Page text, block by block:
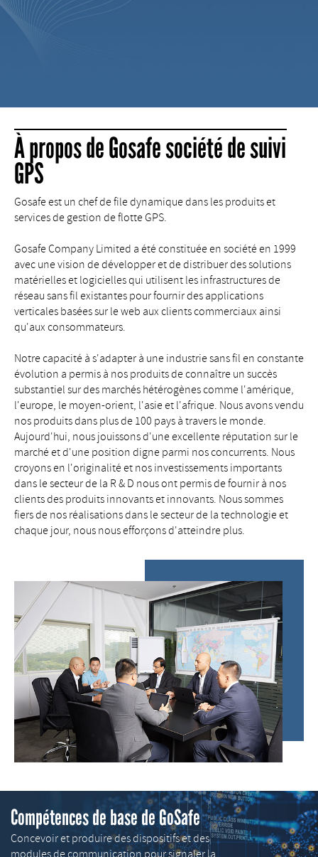
À propos de Gosafe société de suivi
GPS
Gosafe est un chef de file dynamique dans les produits et
services de gestion de flotte GPS.
Gosafe Company Limited a été constituée en société en 1999
avec une vision de développer et de distribuer des solutions
matérielles et logicielles qui utilisent les infrastructures de
réseau sans fil existantes pour fournir des applications
verticales basées sur le web aux clients commerciaux ainsi
qu'aux consommateurs.
Notre capacité à s'adapter à une industrie sans fil en constante
évolution a permis à nos produits de connaître un succès
substantiel sur des marchés hétérogènes comme l'amérique,
l'europe, le moyen-orient, l'asie et l'afrique. Nous avons vendu
nos produits dans plus de 100 pays à travers le monde.
Aujourd'hui, nous jouissons d'une excellente réputation sur le
marché et d'une position digne parmi nos concurrents. Nous
croyons en l'originalité et nos investissements importants
dans le secteur de la R & D nous ont permis de fournir à nos
clients des produits innovants et innovants. Nous sommes
fiers de nos réalisations dans le secteur de la technologie et
chaque jour, nous nous efforçons d'atteindre plus.
Compétences de base de GoSafe
Concevoir et produire des dispositifs et des